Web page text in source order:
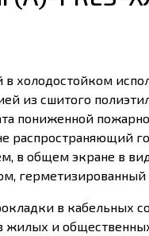
холодостойком
из сшитого
пониженной
распространяющий
в общем экране в
в кабельных
жилых и